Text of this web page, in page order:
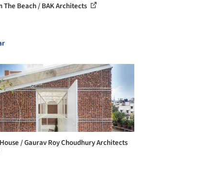
The Beach / BAK Architects
/ Gaurav Roy Choudhury Architects